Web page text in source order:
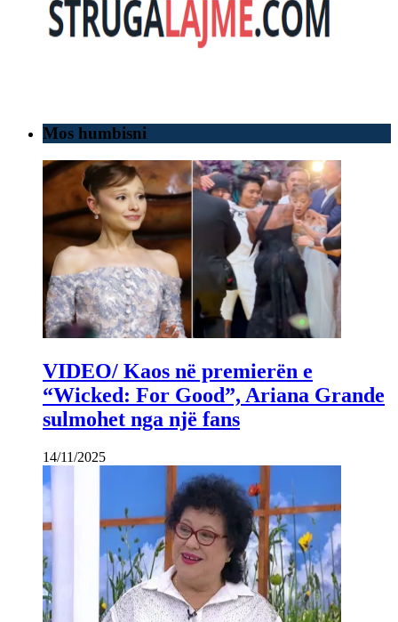
Mos humbisni
VIDEO/ Kaos në premierën e
“Wicked: For Good”, Ariana Grande
sulmohet nga një fans
14/11/2025